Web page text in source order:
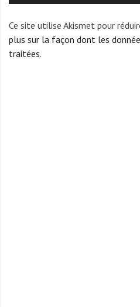
Ce site utilise Akismet pour
plus sur la façon dont les
traitées.